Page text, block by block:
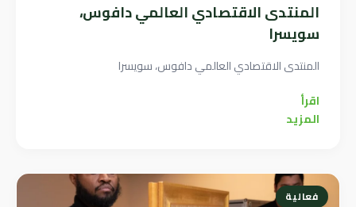
المنتدى الاقتصادي العالمي دافوس،
سويسرا
المنتدى الاقتصادي العالمي دافوس، سويسرا
اقرأ
المزيد
فعالية